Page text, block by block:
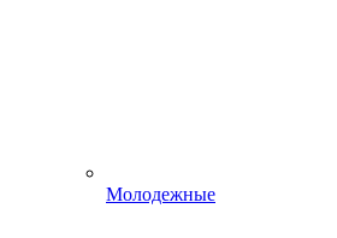
Молодежные